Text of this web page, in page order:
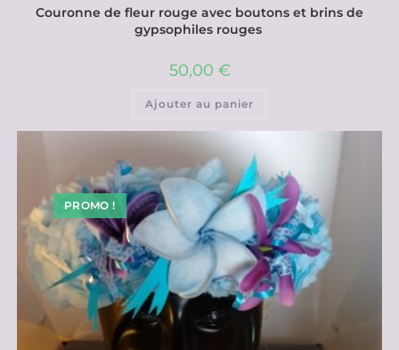
Couronne de fleur rouge avec boutons et brins de
gypsophiles rouges
50,00 €
Ajouter au panier
PROMO !